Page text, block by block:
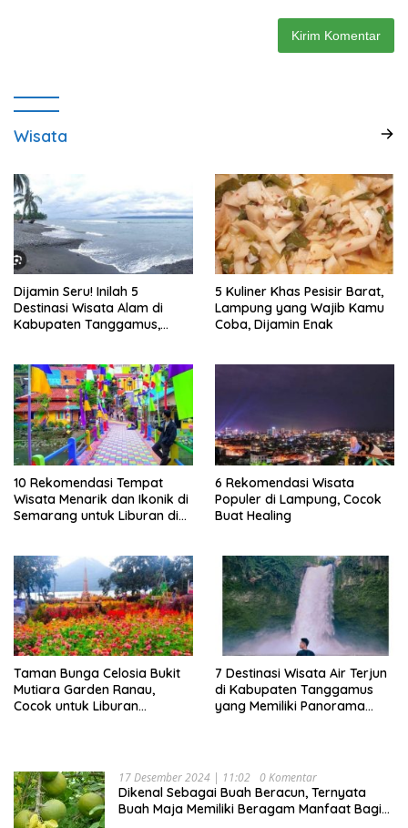
Wisata
Dijamin Seru! Inilah 5
Destinasi Wisata Alam di
Kabupaten Tanggamus,
5 Kuliner Khas Pesisir Barat,
Lampung yang Wajib Kamu
Coba, Dijamin Enak
10 Rekomendasi Tempat
Wisata Menarik dan Ikonik di
Semarang untuk Liburan di
6 Rekomendasi Wisata
Populer di Lampung, Cocok
Buat Healing
Taman Bunga Celosia Bukit
Mutiara Garden Ranau,
Cocok untuk Liburan
7 Destinasi Wisata Air Terjun
di Kabupaten Tanggamus
yang Memiliki Panorama
17 Desember 2024 | 11:02 0 Komentar
Dikenal Sebagai Buah Beracun, Ternyata
Buah Maja Memiliki Beragam Manfaat Bagi